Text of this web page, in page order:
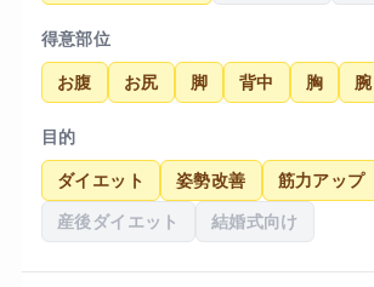
得意部位
お腹 お尻 脚 背中 胸 腕
目的
ダイエット 姿勢改善 筋力アップ
産後ダイエット 結婚式向け